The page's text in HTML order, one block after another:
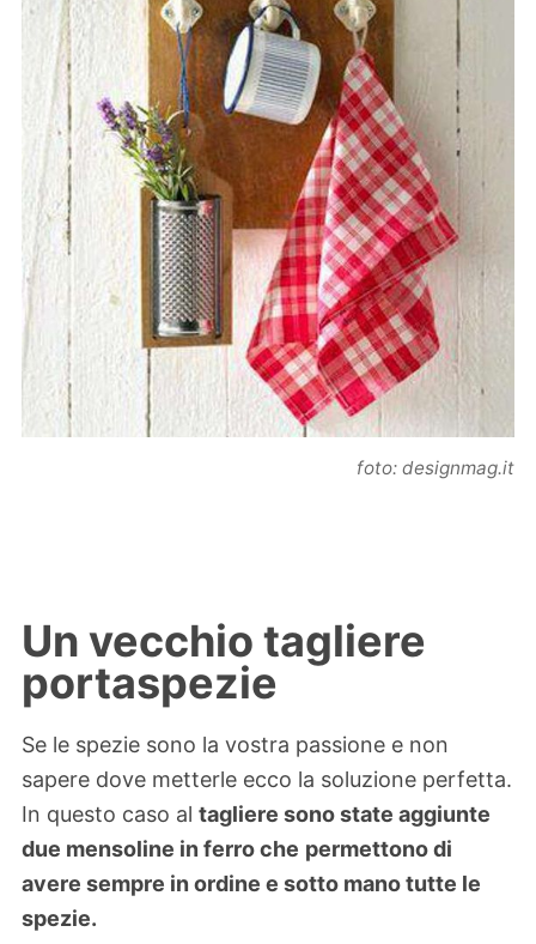
foto: designmag.it
Un vecchio tagliere
portaspezie
Se le spezie sono la vostra passione e non
sapere dove metterle ecco la soluzione perfetta.
In questo caso al tagliere sono state aggiunte
due mensoline in ferro che permettono di
avere sempre in ordine e sotto mano tutte le
spezie.